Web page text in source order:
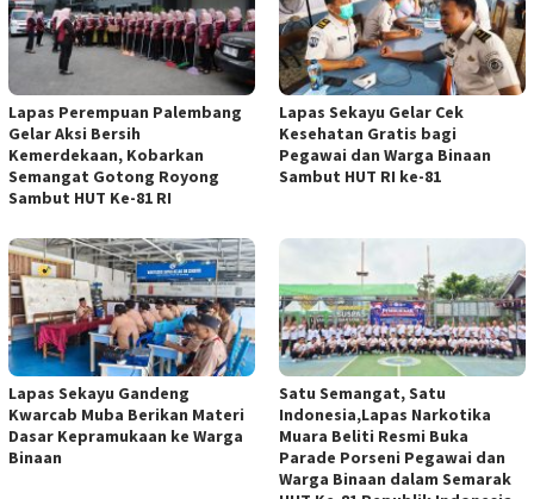
Lapas Perempuan Palembang
Gelar Aksi Bersih
Kemerdekaan, Kobarkan
Semangat Gotong Royong
Sambut HUT Ke-81 RI
Lapas Sekayu Gelar Cek
Kesehatan Gratis bagi
Pegawai dan Warga Binaan
Sambut HUT RI ke-81
Lapas Sekayu Gandeng
Kwarcab Muba Berikan Materi
Dasar Kepramukaan ke Warga
Binaan
Satu Semangat, Satu
Indonesia,Lapas Narkotika
Muara Beliti Resmi Buka
Parade Porseni Pegawai dan
Warga Binaan dalam Semarak